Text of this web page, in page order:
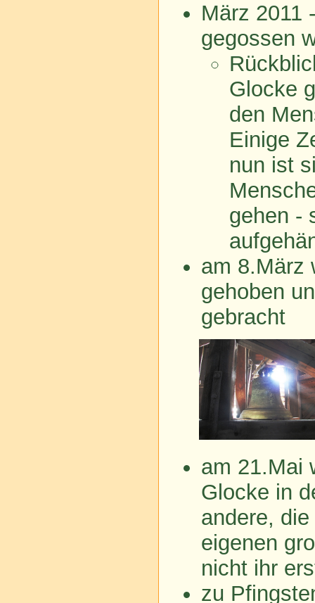
März 2011
gegossen
Glocke
den
Einige
nun ist
gehen -
am 8.März
gehoben
gebracht
am 21.Mai
Glocke in
andere,
eigenen
nicht ihr
zu